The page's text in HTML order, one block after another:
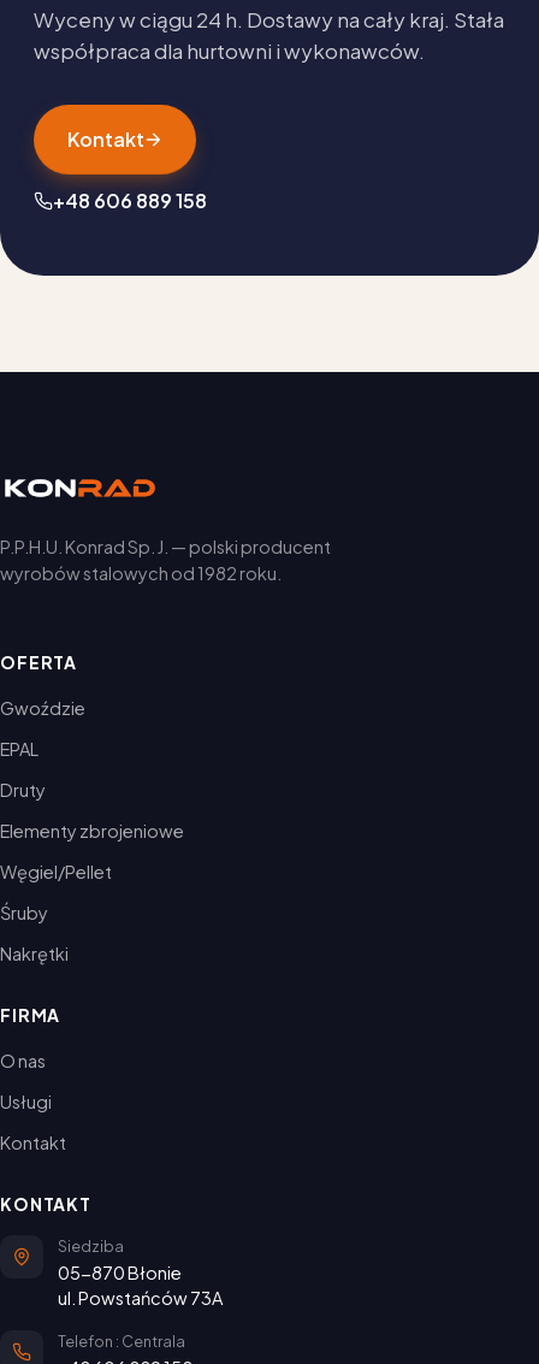
Wyceny w ciągu 24 h. Dostawy na cały kraj. Stała
współpraca dla hurtowni i wykonawców.
Kontakt
+48 606 889 158
P.P.H.U. Konrad Sp. J. — polski producent
wyrobów stalowych od 1982 roku.
OFERTA
Gwoździe
EPAL
Druty
Elementy zbrojeniowe
Węgiel/Pellet
Śruby
Nakrętki
FIRMA
O nas
Usługi
Kontakt
KONTAKT
Siedziba
05-870 Błonie
ul. Powstańców 73A
Telefon : Centrala